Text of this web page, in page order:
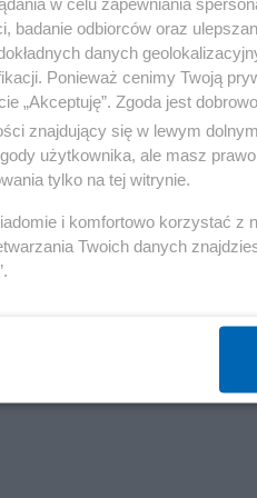
odbiorców oraz
danych
Ponieważ cenimy Twoją
„Akceptuję”. Zgoda jest
znajdujący się w lewym
użytkownika, ale masz
tylko na tej witrynie.
i komfortowo korzystać z
Twoich danych